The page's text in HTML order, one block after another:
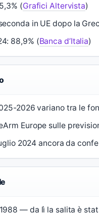
(Grafici Altervista)
in UE dopo la
88,9% (Banca d’Italia)
2026 variano tra le
Europe sulle
2024 ancora da
— da lì la salita è